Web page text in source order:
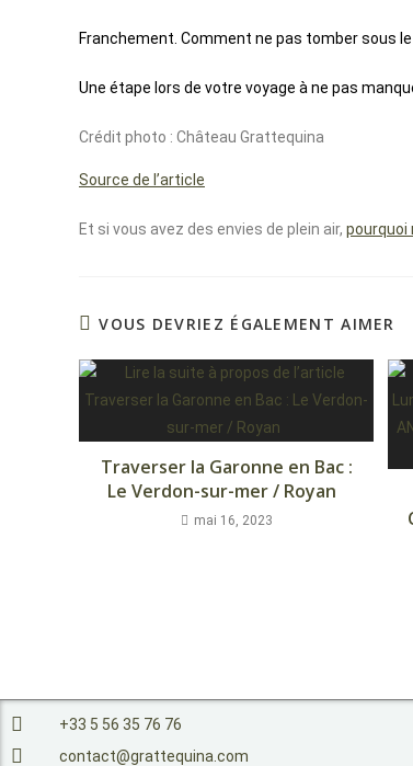
Franchement. Comment ne pas tomber sous
Une étape lors de votre voyage à ne pas
Crédit photo : Château Grattequina
Source de l’article
Et si vous avez des envies de plein air, pourquoi
VOUS DEVRIEZ ÉGALEMENT AIMER
Traverser la Garonne en Bac :
Le Verdon-sur-mer / Royan
mai 16, 2023
+33 5 56 35 76 76
contact@grattequina.com